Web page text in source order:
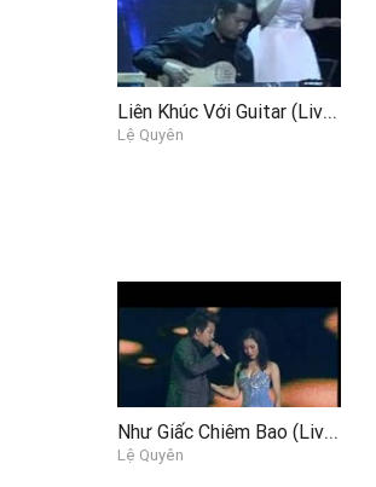
Liên Khúc Với Guitar (Liveshow Trả Lại Thời Gian) - Lệ Quyên
Lệ Quyên
Như Giấc Chiêm Bao (Liveshow Ranh Giới Và Tình Yêu)
Lệ Quyên